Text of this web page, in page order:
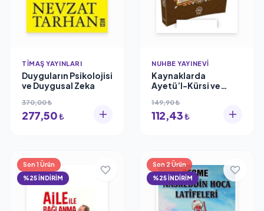
TIMAŞ YAYINLARI
Duyguların Psikolojisi
ve Duygusal Zeka
370,00 ₺
277,50₺
NUHBE YAYINEVI
Kaynaklarda
Ayetü’l-Kürsi ve
Işık
149,90 ₺
112,43₺
Son 1 Ürün
%25 İNDİRİM
Son 2 Ürün
%25 İNDİRİM